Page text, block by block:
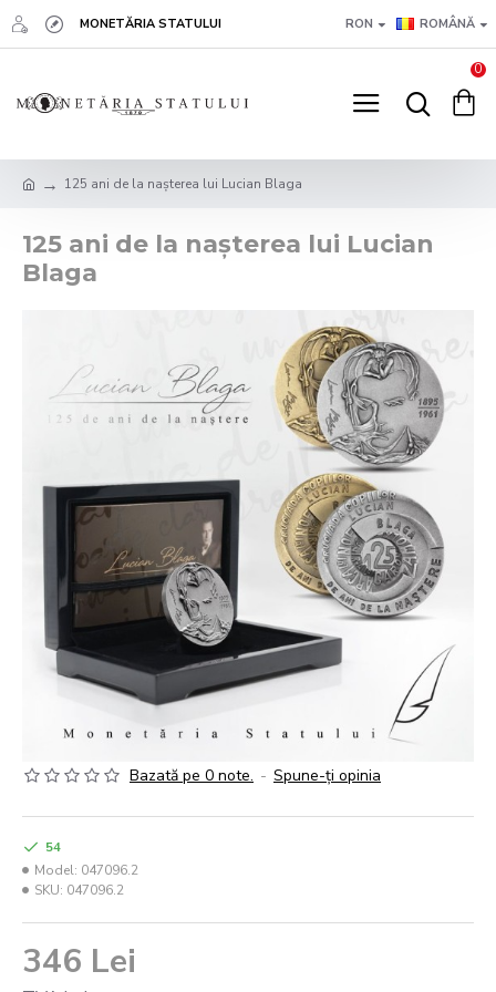
MONETĂRIA STATULUI RON ROMÂNĂ
0
125 ani de la nașterea lui Lucian Blaga
125 ani de la nașterea lui Lucian
Blaga
Bazată pe 0 note. - Spune-ţi opinia
346 Lei
54
Model: 047096.2
SKU: 047096.2